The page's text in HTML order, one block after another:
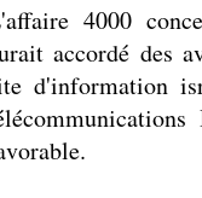
4000
accordé des
d'information